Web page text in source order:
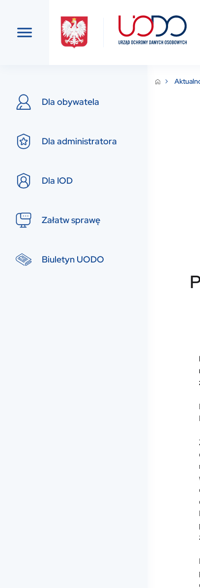
Dla obywatela
Dla administratora
Dla IOD
Załatw sprawę
Biuletyn UODO